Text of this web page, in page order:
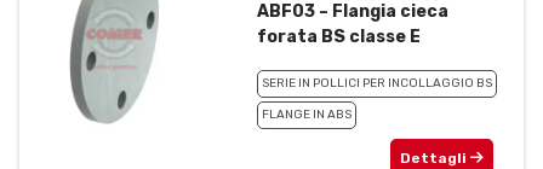
ABF03 – Flangia cieca
forata BS classe E
SERIE IN POLLICI PER INCOLLAGGIO BS
FLANGE IN ABS
Dettagli